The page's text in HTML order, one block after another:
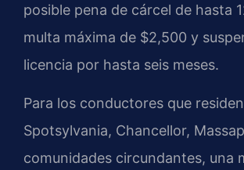
posible pena de cárcel de hasta
multa máxima de $2,500 y
licencia por hasta seis meses.
Para los conductores que
Spotsylvania, Chancellor,
comunidades circundantes, una